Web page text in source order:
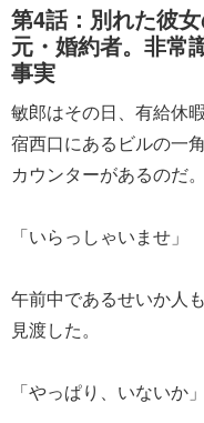
第4話：別れた彼
元・婚約者。非常
事実
敏郎はその日、有給休
宿西口にあるビルの一
カウンターがあるのだ。
「いらっしゃいませ」
午前中であるせいか人
見渡した。
「やっぱり、いないか」